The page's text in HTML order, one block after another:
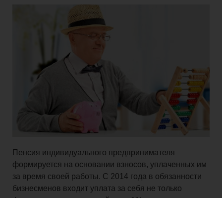
Пенсия индивидуального предпринимателя
формируется на основании взносов, уплаченных им
за время своей работы. С 2014 года в обязанности
бизнесменов входит уплата за себя не только